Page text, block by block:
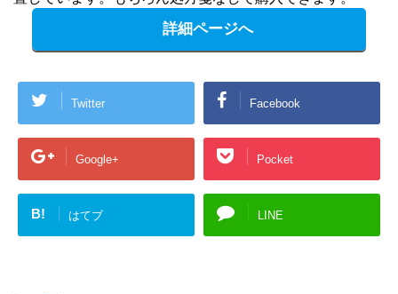
詳細ページへ
Twitter Facebook
Google+ Pocket
B! はてブ LINE